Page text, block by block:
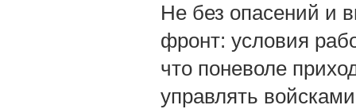
Не без опасений и
фронт: условия
что поневоле
управлять